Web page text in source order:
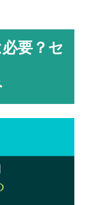
要？セ